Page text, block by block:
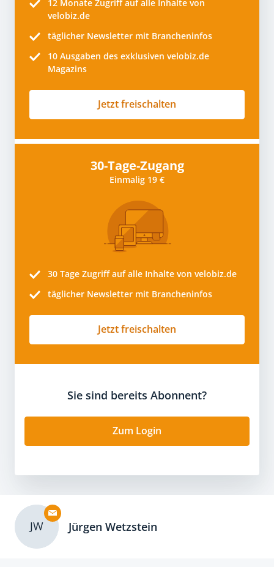
12 Monate Zugriff auf alle Inhalte von
velobiz.de
täglicher Newsletter mit Brancheninfos
10 Ausgaben des exklusiven velobiz.de
Magazins
Jetzt freischalten
30-Tage-Zugang
Einmalig 19 €
30 Tage Zugriff auf alle Inhalte von velobiz.de
täglicher Newsletter mit Brancheninfos
Jetzt freischalten
Sie sind bereits Abonnent?
Zum Login
JW Jürgen Wetzstein